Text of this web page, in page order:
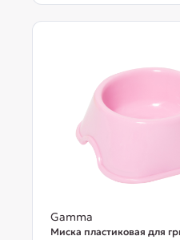
Gamma
Миска пластиковая для